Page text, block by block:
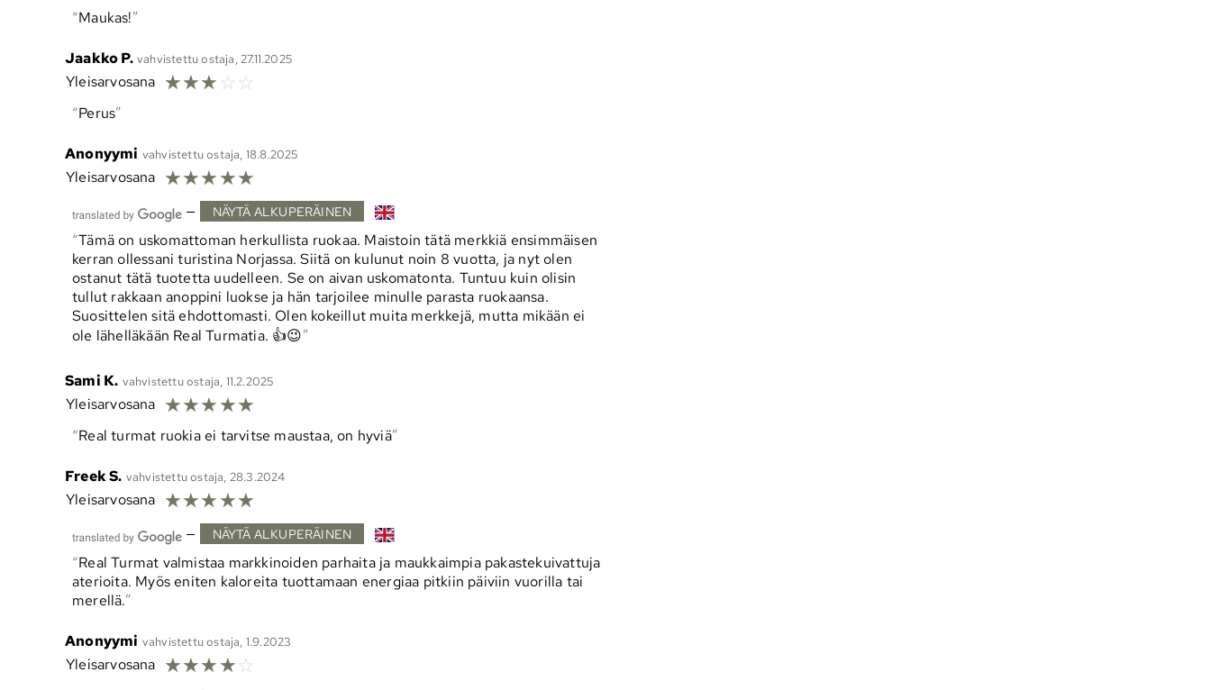
Maukas!
Jaakko P. vahvistettu ostaja, 27.11.2025
Yleisarvosana ☆☆☆☆ ☆
Perus
Anonyymi vahvistettu ostaja, 18.8.2025
Yleisarvosana ☆☆☆☆☆
— NÄYTÄ ALKUPERÄINEN
Tämä on uskomattoman herkullista ruokaa. Maistoin tätä merkkiä ensimmäisen
kerran ollessani turistina Norjassa. Siitä on kulunut noin 8 vuotta, ja nyt olen
ostanut tätä tuotetta uudelleen. Se on aivan uskomatonta. Tuntuu kuin olisin
tullut rakkaan anoppini luokse ja hän tarjoilee minulle parasta ruokaansa.
Suosittelen sitä ehdottomasti. Olen kokeillut muita merkkejä, mutta mikään ei
ole lähelläkään Real Turmatia. 👍😉
Sami K. vahvistettu ostaja, 11.2.2025
Yleisarvosana ☆☆☆☆☆
Real turmat ruokia ei tarvitse maustaa, on hyviä
Freek S. vahvistettu ostaja, 28.3.2024
Yleisarvosana ☆☆☆☆☆
— NÄYTÄ ALKUPERÄINEN
Real Turmat valmistaa markkinoiden parhaita ja maukkaimpia pakastekuivattuja
aterioita. Myös eniten kaloreita tuottamaan energiaa pitkiin päiviin vuorilla tai
merellä.
Anonyymi vahvistettu ostaja, 1.9.2023
Yleisarvosana ☆☆☆☆☆